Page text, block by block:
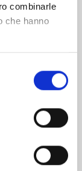
combinarle
che hanno